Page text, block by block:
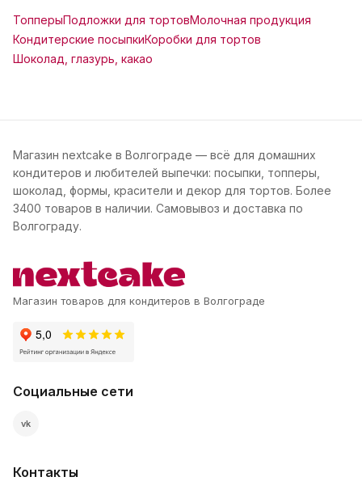
ТопперыПодложки для тортовМолочная продукция
Кондитерские посыпкиКоробки для тортов
Шоколад, глазурь, какао
Магазин nextcake в Волгограде — всё для домашних
кондитеров и любителей выпечки: посыпки, топперы,
шоколад, формы, красители и декор для тортов. Более
3400 товаров в наличии. Самовывоз и доставка по
Волгограду.
Магазин товаров для кондитеров в Волгограде
Социальные сети
vk
Контакты